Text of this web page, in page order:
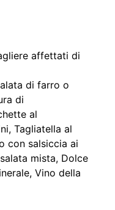
affettati di
di farro o
di
al
Tagliatella al
con salsiccia ai
mista, Dolce
Vino della